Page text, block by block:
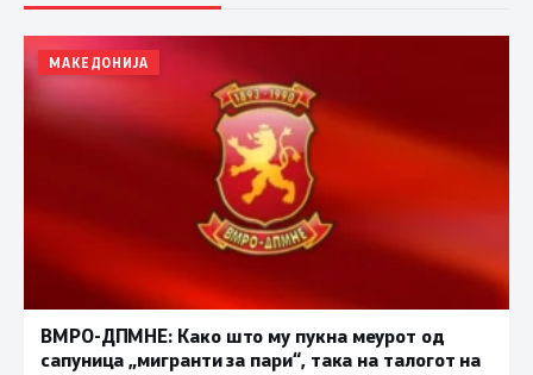
МАКЕДОНИЈА
ВМРО-ДПМНЕ: Како што му пукна меурот од
сапуница „мигранти за пари“, така на талогот на